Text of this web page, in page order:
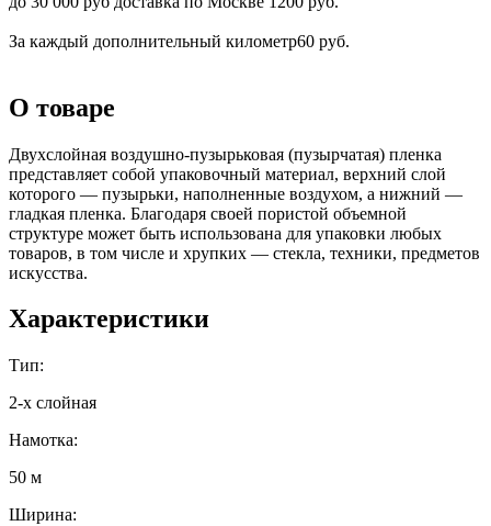
За каждый дополнительный километр60 руб.
О товаре
Двухслойная воздушно-пузырьковая (пузырчатая) пленка
представляет собой упаковочный материал, верхний слой
которого — пузырьки, наполненные воздухом, а нижний —
гладкая пленка. Благодаря своей пористой объемной
структуре может быть использована для упаковки любых
товаров, в том числе и хрупких — стекла, техники, предметов
искусства.
Характеристики
Тип:
2-х слойная
Намотка:
50 м
Ширина: